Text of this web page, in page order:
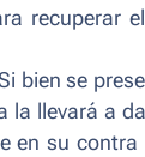
recuperar
Si bien se
llevará a
en su